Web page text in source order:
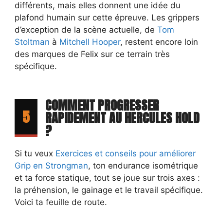
différents, mais elles donnent une idée du
plafond humain sur cette épreuve. Les grippers
d’exception de la scène actuelle, de Tom
Stoltman à Mitchell Hooper, restent encore loin
des marques de Felix sur ce terrain très
spécifique.
5
COMMENT PROGRESSER
RAPIDEMENT AU HERCULES HOLD
?
Si tu veux Exercices et conseils pour améliorer
Grip en Strongman, ton endurance isométrique
et ta force statique, tout se joue sur trois axes :
la préhension, le gainage et le travail spécifique.
Voici ta feuille de route.